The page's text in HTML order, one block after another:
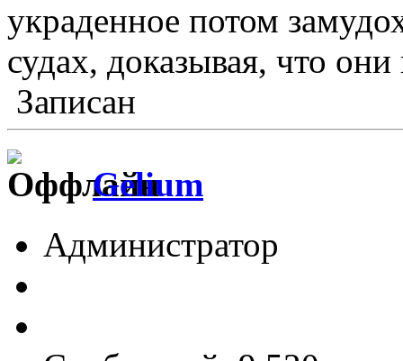
украденное потом
судах, доказывая, что
Записан
Gelium
Администратор